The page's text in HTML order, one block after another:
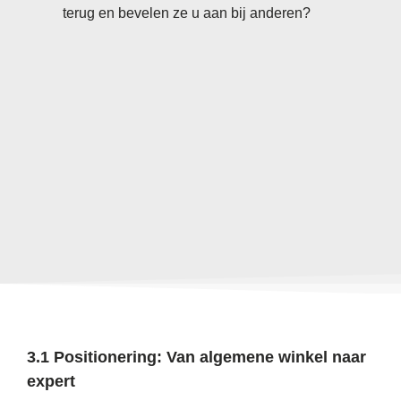
terug en bevelen ze u aan bij anderen?
3.1 Positionering: Van algemene winkel naar
expert